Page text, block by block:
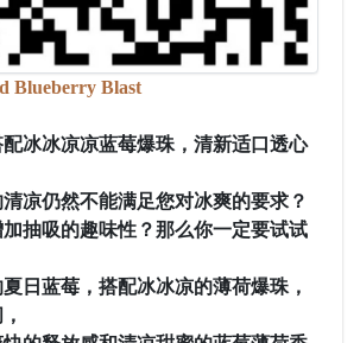
Blueberry Blast
冰冰凉凉蓝莓爆珠，清新适口透心
凉仍然不能满足您对冰爽的要求？
抽吸的趣味性？那么你一定要试试
日蓝莓，搭配冰冰凉的薄荷爆珠，